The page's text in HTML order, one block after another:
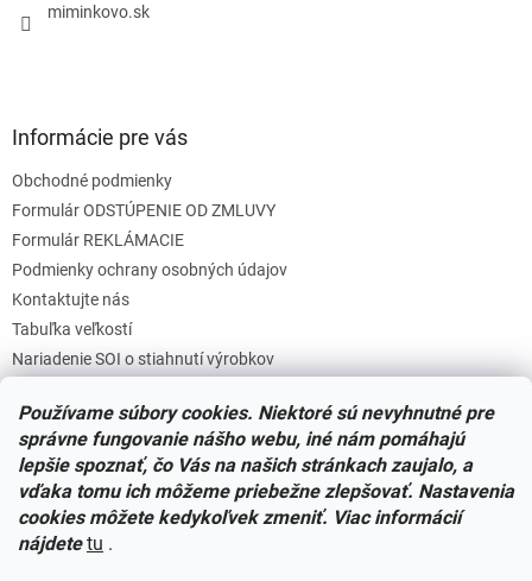
Používame súbory cookies. Niektoré sú nevyhnutné pre
správne fungovanie nášho webu, iné nám pomáhajú
lepšie spoznať, čo Vás na našich stránkach zaujalo, a
vďaka tomu ich môžeme priebežne zlepšovať. Nastavenia
cookies môžete kedykoľvek zmeniť. Viac informácií
nájdete tu .
miminkovo.sk
Informácie pre vás
Obchodné podmienky
Formulár ODSTÚPENIE OD ZMLUVY
Formulár REKLÁMACIE
Podmienky ochrany osobných údajov
Kontaktujte nás
Tabuľka veľkostí
Nariadenie SOI o stiahnutí výrobkov
Zásady súborov COOKIES
Facebook